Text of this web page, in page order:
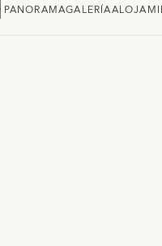
PANORAMAGALERÍA